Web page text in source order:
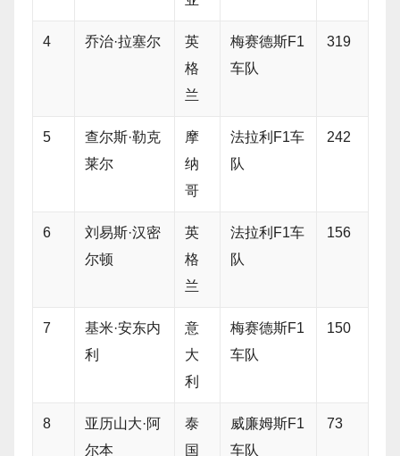
4 乔治·拉塞尔
英
格
兰
梅赛德斯F1
车队
319
5
查尔斯·勒克
莱尔
摩
纳
哥
法拉利F1车
队
242
6
刘易斯·汉密
尔顿
英
格
兰
法拉利F1车
队
156
7
基米·安东内
利
意
大
利
梅赛德斯F1
车队
150
8
亚历山大·阿
尔本
泰
国
威廉姆斯F1
车队
73